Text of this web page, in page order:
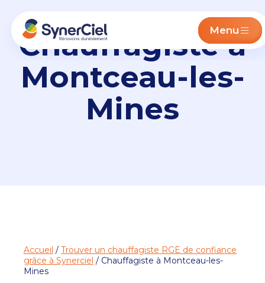
Menu
Chauffagiste à
Montceau-les-
Mines
Accueil / Trouver un chauffagiste RGE de confiance
grâce à Synerciel / Chauffagiste à Montceau-les-
Mines